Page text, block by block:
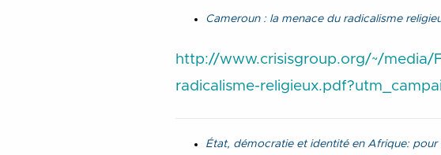
Cameroun : la menace du radicalisme
http://www.crisisgroup.org/~/media/
radicalisme-
État, démocratie et identité en Afrique: